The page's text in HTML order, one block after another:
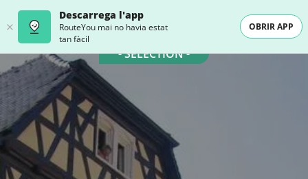
Descarrega l'app
RouteYou mai no havia estat
tan fàcil
OBRIR APP
- SELECTION -